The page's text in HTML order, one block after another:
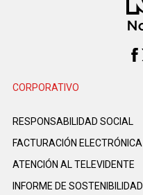
CORPORATIVO
RESPONSABILIDAD SOCIAL
FACTURACIÓN ELECTRÓNICA
ATENCIÓN AL TELEVIDENTE
INFORME DE SOSTENIBILIDAD